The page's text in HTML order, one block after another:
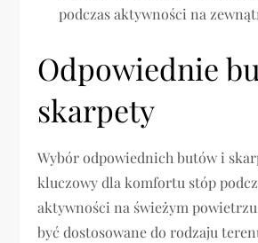
podczas aktywności na
Odpowiednie
skarpety
Wybór odpowiednich butów i
kluczowy dla komfortu stóp
aktywności na świeżym
być dostosowane do rodzaju